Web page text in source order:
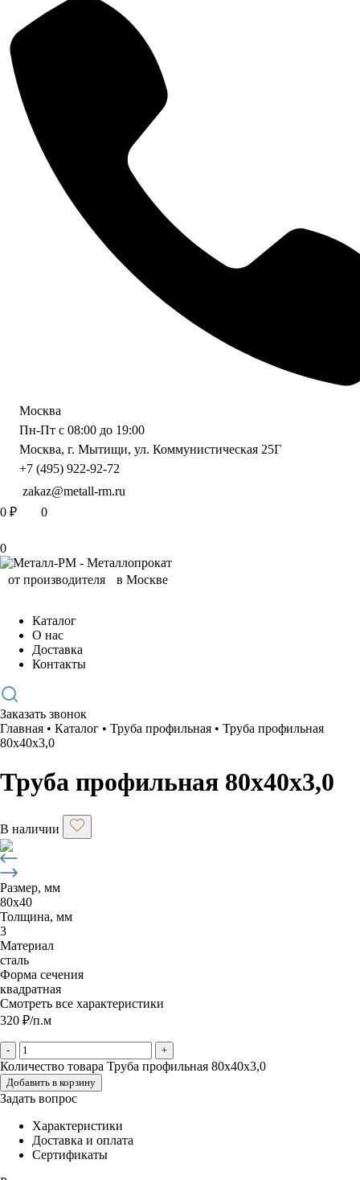
Москва
Пн-Пт с 08:00 до 19:00
Москва, г. Мытищи, ул. Коммунистическая 25Г
+7 (495) 922-92-72
zakaz@metall-rm.ru
0 ₽ 0
0
Каталог
О нас
Доставка
Контакты
Заказать звонок
Главная • Каталог • Труба профильная • Труба профильная
80х40х3,0
Труба профильная 80х40х3,0
В наличии
Размер, мм
80х40
Толщина, мм
3
Материал
сталь
Форма сечения
квадратная
Смотреть все характеристики
320 ₽/п.м
- +
Количество товара Труба профильная 80х40х3,0
Добавить в корзину
Задать вопрос
Характеристики
Доставка и оплата
Сертификаты